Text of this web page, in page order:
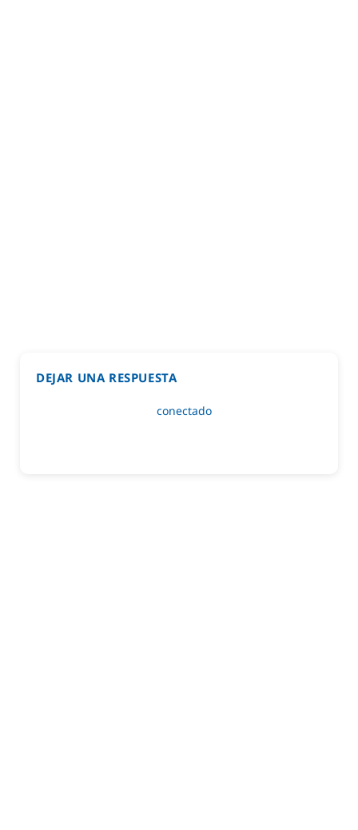
DEJAR UNA RESPUESTA
conectado